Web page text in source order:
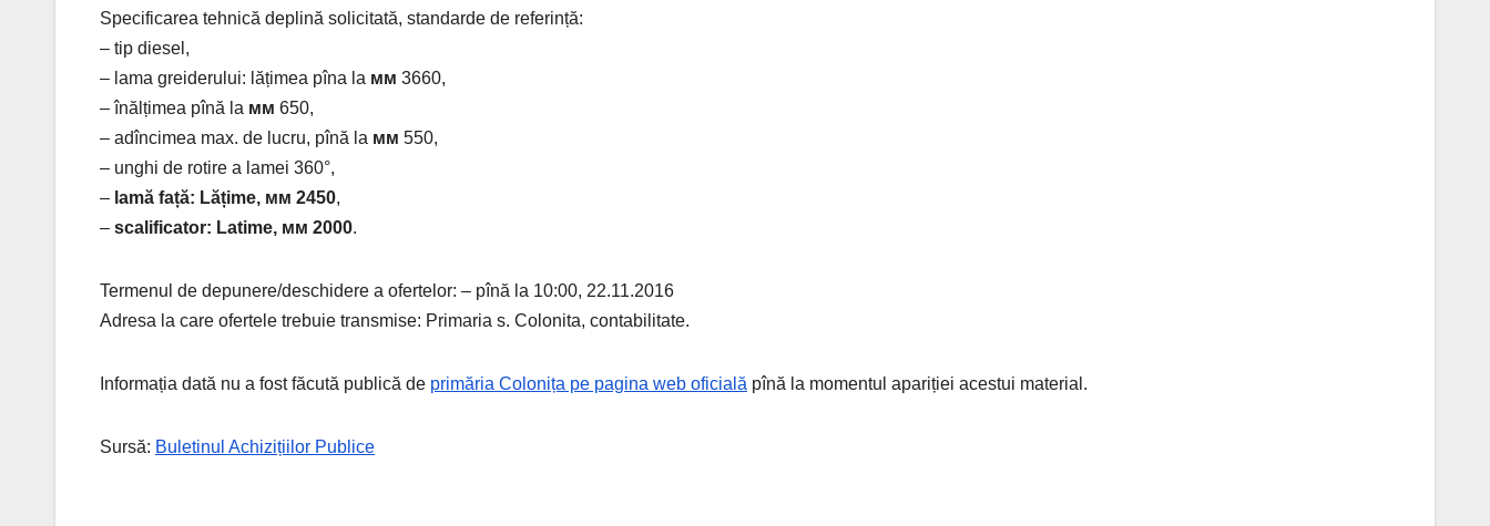
Specificarea tehnică deplină solicitată, standarde de referință:
– tip diesel,
– lama greiderului: lățimea pîna la мм 3660,
– înălțimea pînă la мм 650,
– adîncimea max. de lucru, pînă la мм 550,
– unghi de rotire a lamei 360°,
– lamă față: Lățime, мм 2450,
– scalificator: Latime, мм 2000.
Termenul de depunere/deschidere a ofertelor: – pînă la 10:00, 22.11.2016
Adresa la care ofertele trebuie transmise: Primaria s. Colonita, contabilitate.
Informația dată nu a fost făcută publică de primăria Colonița pe pagina web oficială pînă la momentul apariției acestui material.
Sursă: Buletinul Achizițiilor Publice